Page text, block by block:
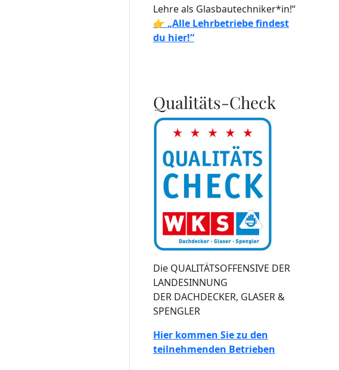
Lehre als Glasbautechniker*in!“
👉 „Alle Lehrbetriebe findest
du hier!“
Qualitäts-Check
Die QUALITÄTSOFFENSIVE DER
LANDESINNUNG
DER DACHDECKER, GLASER &
SPENGLER
Hier kommen Sie zu den
teilnehmenden Betrieben